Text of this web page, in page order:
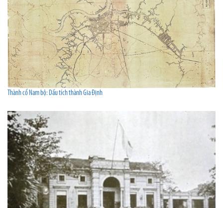
Thành cổ Nam bộ: Dấu tích thành Gia Định